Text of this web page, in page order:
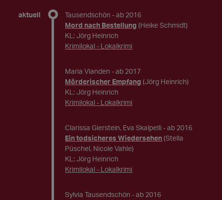
aktuell Tausendschön - ab 2016
Mord nach Bestellung (Heike Schmidt)
KL: Jörg Heinrich
Krimilokal - Lokalkrimi
Maria Vianden - ab 2017
Mörderischer Empfang (Jörg Heinrich)
KL: Jörg Heinrich
Krimilokal - Lokalkrimi
Clarissa Gierstein, Eva Skalpelli - ab 2016
Ein todsicheres Wiedersehen (Stella
Püschel, Nicole Vahle)
KL: Jörg Heinrich
Krimilokal - Lokalkrimi
Sylvia Tausendschön - ab 2016